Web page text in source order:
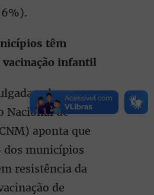
têm
vacinação infantil
pela
Nacional de
aponta que
dos municípios
resistência da
de